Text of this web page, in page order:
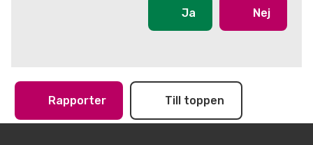
Ja Nej
Rapporter Till toppen